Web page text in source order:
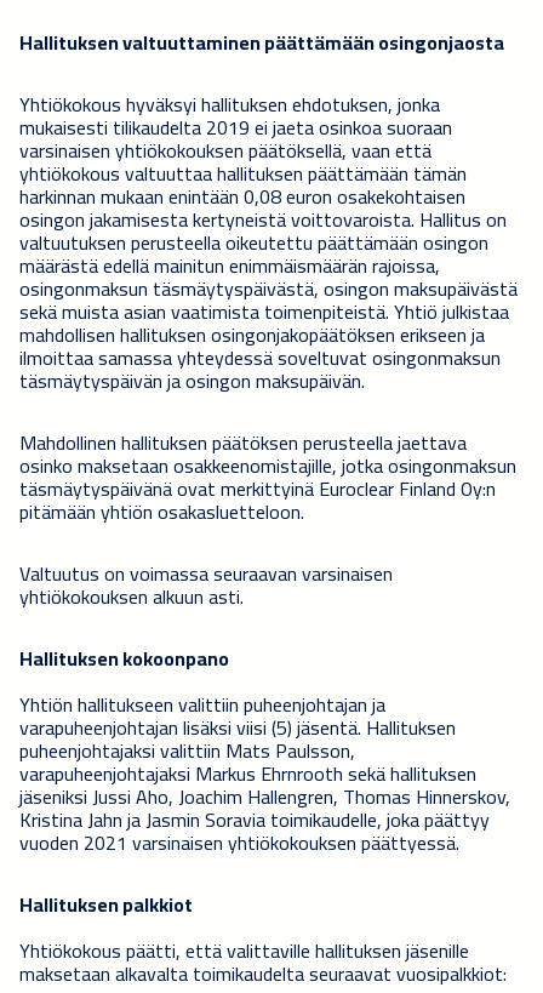
Hallituksen valtuuttaminen päättämään osingonjaosta
Yhtiökokous hyväksyi hallituksen ehdotuksen, jonka
mukaisesti tilikaudelta 2019 ei jaeta osinkoa suoraan
varsinaisen yhtiökokouksen päätöksellä, vaan että
yhtiökokous valtuuttaa hallituksen päättämään tämän
harkinnan mukaan enintään 0,08 euron osakekohtaisen
osingon jakamisesta kertyneistä voittovaroista. Hallitus on
valtuutuksen perusteella oikeutettu päättämään osingon
määrästä edellä mainitun enimmäismäärän rajoissa,
osingonmaksun täsmäytyspäivästä, osingon maksupäivästä
sekä muista asian vaatimista toimenpiteistä. Yhtiö julkistaa
mahdollisen hallituksen osingonjakopäätöksen erikseen ja
ilmoittaa samassa yhteydessä soveltuvat osingonmaksun
täsmäytyspäivän ja osingon maksupäivän.
Mahdollinen hallituksen päätöksen perusteella jaettava
osinko maksetaan osakkeenomistajille, jotka osingonmaksun
täsmäytyspäivänä ovat merkittyinä Euroclear Finland Oy:n
pitämään yhtiön osakasluetteloon.
Valtuutus on voimassa seuraavan varsinaisen
yhtiökokouksen alkuun asti.
Hallituksen kokoonpano
Yhtiön hallitukseen valittiin puheenjohtajan ja
varapuheenjohtajan lisäksi viisi (5) jäsentä. Hallituksen
puheenjohtajaksi valittiin Mats Paulsson,
varapuheenjohtajaksi Markus Ehrnrooth sekä hallituksen
jäseniksi Jussi Aho, Joachim Hallengren, Thomas Hinnerskov,
Kristina Jahn ja Jasmin Soraviatoimikaudelle, joka päättyy
vuoden 2021 varsinaisen yhtiökokouksen päättyessä.
Hallituksen palkkiot
Yhtiökokous päätti, että valittaville hallituksen jäsenille
maksetaan alkavalta toimikaudelta seuraavat vuosipalkkiot: